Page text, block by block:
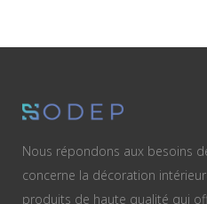
Nous répondons aux besoins
concerne la décoration
produits de haute qualité qui